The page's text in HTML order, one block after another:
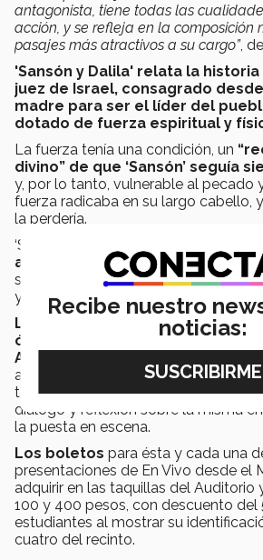
antagonista, tiene todas las
acción, y se refleja en la composición
pasajes más atractivos a su cargo”,
'Sansón y Dalila' relata la
juez de Israel, consagrado
madre para ser el líder del
dotado de fuerza espiritual y
La fuerza tenía una condición, un
divino” de que ‘Sansón’ seguía
y, por lo tanto, vulnerable al pecado
fuerza radicaba en su largo cabello,
la perdería.
‘Sansón’ es
armas y de fuerza física: ‘Dalila’,
sacerdote del culto de Dagón para
y así poder arrancarle su secreto y
Las actividades previo a la
ópera iniciarán a las 11:10 horas
Auditorio Luis Elizondo
a la obra, misma que comenzará a
término, se llevará a cabo el “After”,
diálogo y reflexión sobre la misma
la puesta en escena.
Los boletos para ésta y cada una
presentaciones de En Vivo desde el
adquirir en las taquillas del Auditorio
100 y 400 pesos, con descuento del
estudiantes al mostrar su
cuatro del recinto.
Recibe nuestro
noticias: